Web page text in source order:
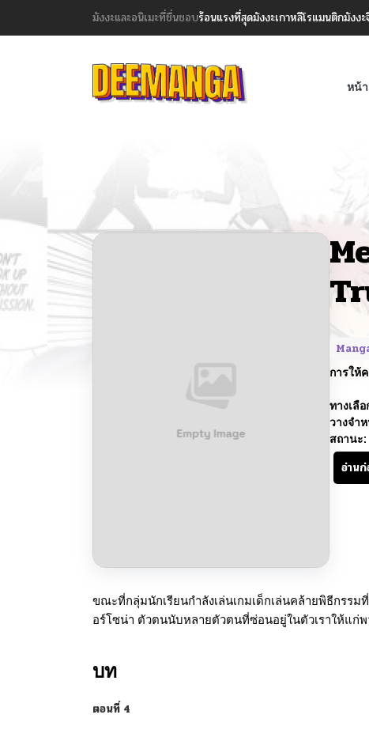
มังงะและอนิเมะที่ชื่นชอบร้อนแรงที่สุดมังงะเกาหลีโรแมนติกมังง
หน้
การให้
ทางเลือ
วางจำ
สถานะ:
อ่าน
ขณะที่กลุ่มนักเรียนกำลังเล่นเกมเด็กเล่นคล้ายพิธีกรร
อร์โซน่า ตัวตนนับหลายตัวตนที่ซ่อนอยู่ในตัวเราให้แก่
บท
ตอนที่ 4